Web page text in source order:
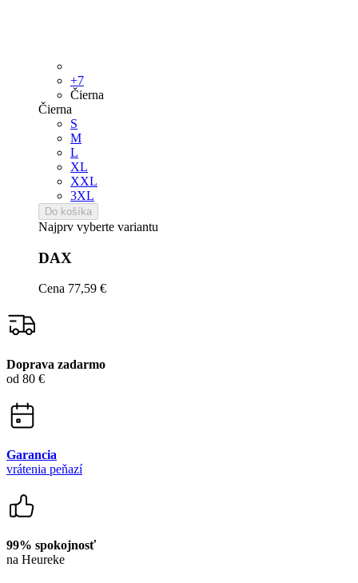
L
XL
XXL
3XL
Do košíka
Najprv vyberte variantu
DAX
Cena77,59 €
Doprava zadarmo
Garancia
99% spokojnosť
15 500+